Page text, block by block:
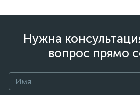
Нужна
вопрос прямо